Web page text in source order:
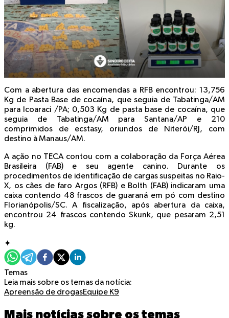
Com a abertura das encomendas a RFB encontrou: 13,756
Kg de Pasta Base de cocaína, que seguia de Tabatinga/AM
para Icoaraci /PA; 0,503 Kg de pasta base de cocaína, que
seguia de Tabatinga/AM para Santana/AP e 210
comprimidos de ecstasy, oriundos de Niterói/RJ, com
destino à Manaus/AM.
A ação no TECA contou com a colaboração da Força Aérea
Brasileira (FAB) e seu agente canino. Durante os
procedimentos de identificação de cargas suspeitas no Raio-
X, os cães de faro Argos (RFB) e Bolth (FAB) indicaram uma
caixa contendo 48 frascos de guaraná em pó com destino
Florianópolis/SC. A fiscalização, após abertura da caixa,
encontrou 24 frascos contendo Skunk, que pesaram 2,51
kg.
✦
Temas
Leia mais sobre os temas da notícia:
Apreensão de drogasEquipe K9
Mais notícias sobre os temas